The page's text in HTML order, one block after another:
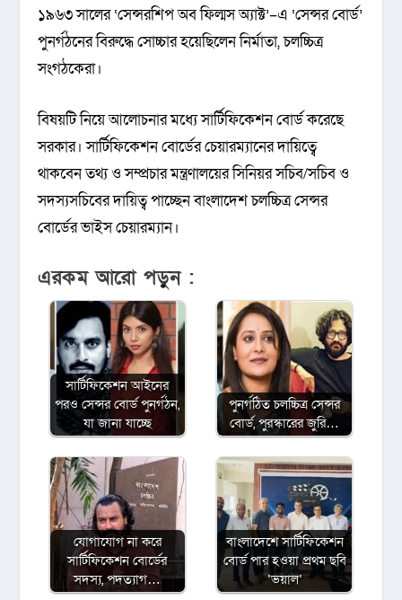
১৯৬৩ সালের ‘সেন্সরশিপ অব ফিল্মস অ্যাক্ট’–এ ‘সেন্সর বোর্ড’
পুনর্গঠনের বিরুদ্ধে সোচ্চার হয়েছিলেন নির্মাতা, চলচ্চিত্র
সংগঠকেরা।
বিষয়টি নিয়ে আলোচনার মধ্যে সার্টিফিকেশন বোর্ড করেছে
সরকার। সার্টিফিকেশন বোর্ডের চেয়ারম্যানের দায়িত্বে
থাকবেন তথ্য ও সম্প্রচার মন্ত্রণালয়ের সিনিয়র সচিব/সচিব ও
সদস্যসচিবের দায়িত্ব পাচ্ছেন বাংলাদেশ চলচ্চিত্র সেন্সর
বোর্ডের ভাইস চেয়ারম্যান।
এরকম আরো পড়ুন :
সার্টিফিকেশন আইনের
পরও সেন্সর বোর্ড পুনর্গঠন,
যা জানা যাচ্ছে
পুনর্গঠিত চলচ্চিত্র সেন্সর
বোর্ড, পুরস্কারের জুরি…
যোগাযোগ না করে
সার্টিফিকেশন বোর্ডের
সদস্য, পদত্যাগ…
বাংলাদেশে সার্টিফিকেশন
বোর্ড পার হওয়া প্রথম ছবি
‘ভয়াল’